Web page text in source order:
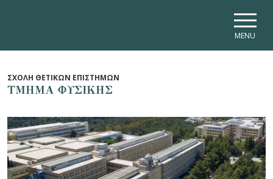
MENU
ΣΧΟΛΗ ΘΕΤΙΚΩΝ ΕΠΙΣΤΗΜΩΝ
ΤΜΗΜΑ ΦΥΣΙΚΗΣ